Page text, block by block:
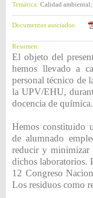
Temática: Calidad ambiental;
Documentos asociados:
Resumen:
El objeto del
hemos llevado a
personal técnico de
la UPV/EHU,
docencia de química.
Hemos constituido
de alumnado
reducir y minimizar
dichos laboratorios.
12 Congreso
Los residuos como